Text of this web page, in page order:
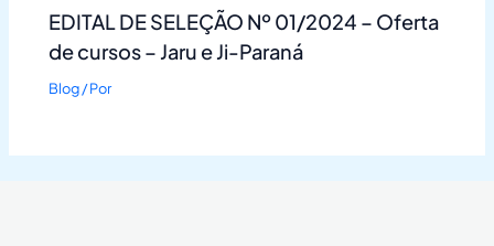
EDITAL DE SELEÇÃO Nº 01/2024 – Oferta
de cursos – Jaru e Ji-Paraná
Blog/ Por